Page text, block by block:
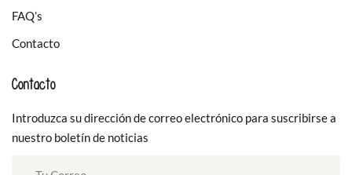
FAQ’s
Contacto
Contacto
Introduzca su dirección de correo electrónico para suscribirse a
nuestro boletín de noticias